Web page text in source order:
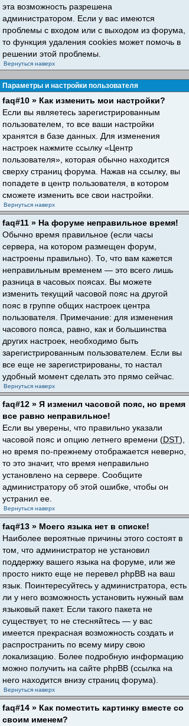
эта возможность разрешена
администратором. Если у вас имеются
проблемы с входом или с выходом из форума,
то функция удаления cookies может помочь в
решении этой проблемы.
Вернуться наверх
Параметры и настройки пользователя
faq#10 » Как изменить мои настройки?
Если вы являетесь зарегистрированным
пользователем, то все ваши настройки
хранятся в базе данных. Для изменения
настроек нажмите ссылку «Центр
пользователя», которая обычно находится
сверху страниц форума. Нажав на ссылку, вы
попадете в центр пользователя, в котором
сможете изменить все свои настройки.
Вернуться наверх
faq#11 » На форуме неправильное время!
Обычно время правильное (если часы
сервера, на котором размещен форум,
настроены правильно). То, что вам кажется
неправильным временем — это всего лишь
разница в часовых поясах. Вы можете
изменить текущий часовой пояс на другой
пояс в группе общих настроек центра
пользователя. Примечание: для изменения
часового пояса, равно, как и большинства
других настроек, необходимо быть
зарегистрированным пользователем. Если вы
все еще не зарегистрированы, то настал
удобный момент сделать это прямо сейчас.
Вернуться наверх
faq#12 » Я изменил часовой пояс, но время
все равно неправильное!
Если вы уверены, что правильно указали
часовой пояс и опцию летнего времени (DST),
но время по-прежнему отображается неверно,
то это значит, что время неправильно
установлено на сервере. Сообщите
администратору об этой ошибке, чтобы он
устранил ее.
Вернуться наверх
faq#13 » Моего языка нет в списке!
Наиболее вероятные причины этого состоят в
том, что администратор не установил
поддержку вашего языка на форуме, или же
просто никто еще не перевел phpBB на ваш
язык. Поинтересуйтесь у администратора, есть
ли у него возможность установить нужный вам
языковый пакет. Если такого пакета не
существует, то не стесняйтесь — у вас
имеется прекрасная возможность создать и
распространить по всему миру свою
локализацию. Более подробную информацию
можно получить на сайте phpBB (ссылка на
него находится внизу страниц форума).
Вернуться наверх
faq#14 » Как поместить картинку вместе со
своим именем?